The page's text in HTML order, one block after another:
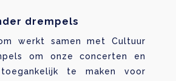
drempels
werkt samen met Cultuur
om onze concerten en
te maken voor